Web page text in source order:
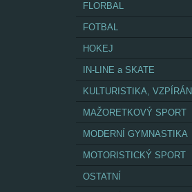
FLORBAL
FOTBAL
HOKEJ
IN-LINE a SKATE
KULTURISTIKA, VZPÍRÁNÍ
MAŽORETKOVÝ SPORT
MODERNÍ GYMNASTIKA
MOTORISTICKÝ SPORT
OSTATNÍ